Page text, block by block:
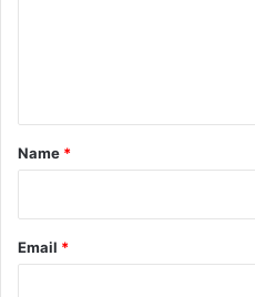
*
Name *
Email *